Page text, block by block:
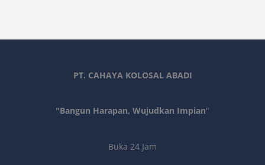
PT. CAHAYA KOLOSAL ABADI
"Bangun Harapan, Wujudkan Impian"
Buka 24 Jam